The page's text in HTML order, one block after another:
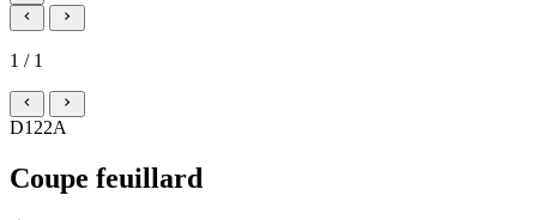
1 / 1
D122A
Coupe feuillard